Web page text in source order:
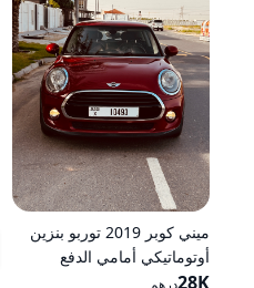
ميني كوبر 2019 توربو بنزين
أوتوماتيكي أمامي الدفع
28Kدرهم